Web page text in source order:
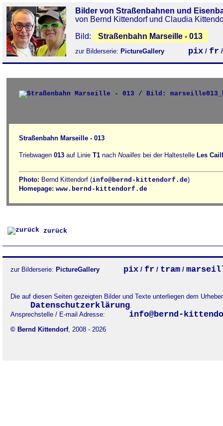
Bilder von Straßenbahnen und
von Bernd Kittendorf und Claudia
Bild:
Straßenbahn Marseille - 013
zur Bilderserie: PictureGallery pix / fr
Straßenbahn Marseille - 013
Triebwagen 013 auf Linie T1 nach Noailles bei der Haltestelle Les
Photo: Bernd Kittendorf (info@bernd-kittendorf.de)
Homepage: www.bernd-kittendorf.de
zurück
zur Bilderserie: PictureGallery pix / fr / tram /
Die auf diesen Seiten gezeigten Bilder und Texte unterliegen dem
Datenschutzerklärung.
Ansprechstelle / E-mail Adresse:
info@bernd-
© Bernd Kittendorf, 2008 - 2026